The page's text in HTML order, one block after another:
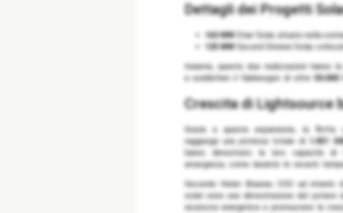
Dettagli dei Progetti
163 MWStarr Solar, situato nella
125 MWSecond Division Solar,
Insieme, queste due realizzazioni hanno
a soddisfare il fabbisogno di oltre
Crescita di Lightsource
Grazie a questa espansione, la
raggiunge una potenza totale di
1.051
hanno dimostrato la loro capacità di
emergenza, come durante le recenti
Secondo Helen Brauner, COO ad
solari sono una dimostrazione del
sicurezza energetica e promuovere la